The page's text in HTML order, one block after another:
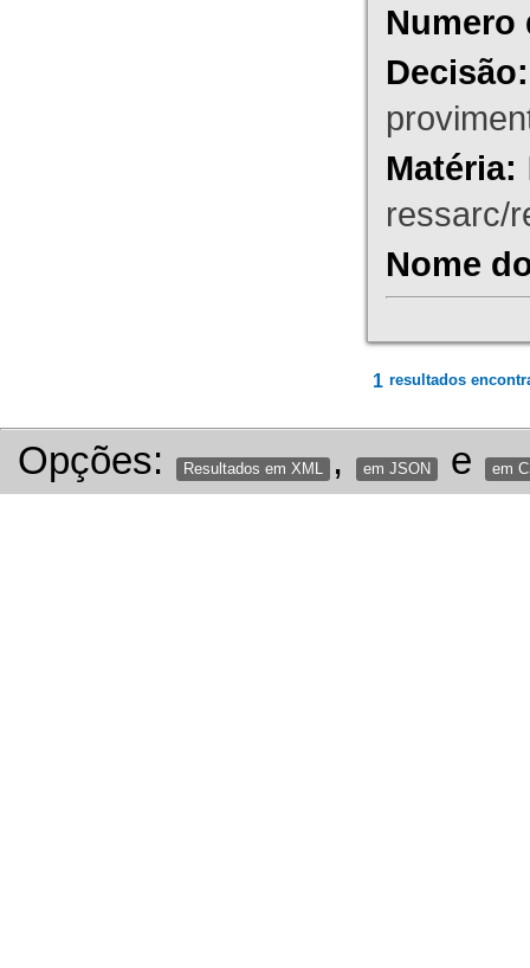
Numero
Decisão:
Matéria:
ressarc/
Nome
1 resultados
Opções: Resultados em XML , em JSON e em